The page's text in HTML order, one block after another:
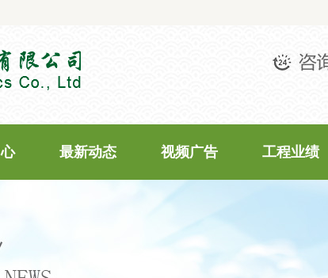
最新动态 视频广告 工程业绩